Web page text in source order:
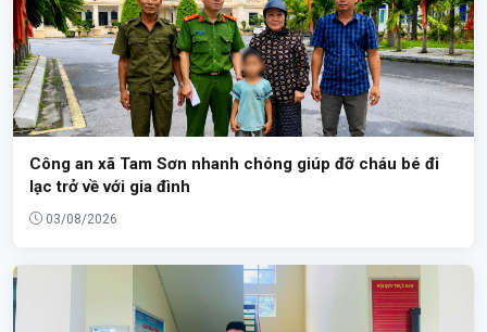
Công an xã Tam Sơn nhanh chóng giúp đỡ cháu bé đi
lạc trở về với gia đình
03/08/2026